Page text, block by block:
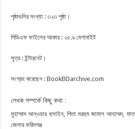
পৃষ্ঠাগুলির সংখ্যা : ৩২৩ পৃষ্ঠা।
পিডিএফ ফাইলের আকার : ২৫.৯ মেগাবাইট
সূত্র : ইন্টারনেট।
সংগ্রহ করেছেন :BookBDarchive.com
লেখক সম্পর্কে কিছু কথা :
মুহাম্মাদ আন্ওয়ার হুসাইন, পিতা মরহুম জামাল আহাম্মদ,
জেলার ফরিদগঞ্জ